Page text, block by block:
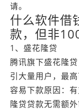
请。
什么软件借
款，但非
1、盛花隆贷
腾讯旗下盛花隆
引大量用户，最
容易下款原因：
隆贷贷款无需额